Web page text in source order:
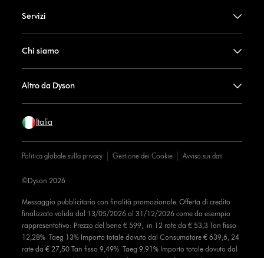
Servizi
Chi siamo
Altro da Dyson
Italia
Politica globale sulla privacy Gestione dei Cookie Avviso sui dati
Messaggio pubblicitario con finalità promozionale. Offerta di credito
finalizzato valida dal 13/05/2026 al 31/12/2026 come da esempio
rappresentativo: Prezzo del bene € 599, in 12 rate da € 53,3 Tan fisso
12,28% Taeg 13% Importo totale dovuto dal Consumatore € 639,6, 24
rate da € 27,50 Tan fisso 9,49% Taeg 9,91% Importo totale dovuto dal
©Dyson 2026